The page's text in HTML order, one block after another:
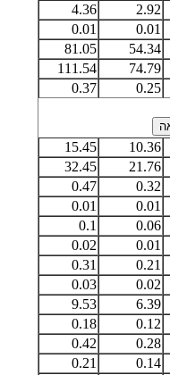
2.92
4.36
0.01
0.01
54.34
81.05
74.79
111.54
0.25
0.37
10.36
15.45
21.76
32.45
0.32
0.47
0.01
0.01
0.06
0.1
0.01
0.02
0.21
0.31
0.02
0.03
6.39
9.53
0.12
0.18
0.28
0.42
0.14
0.21